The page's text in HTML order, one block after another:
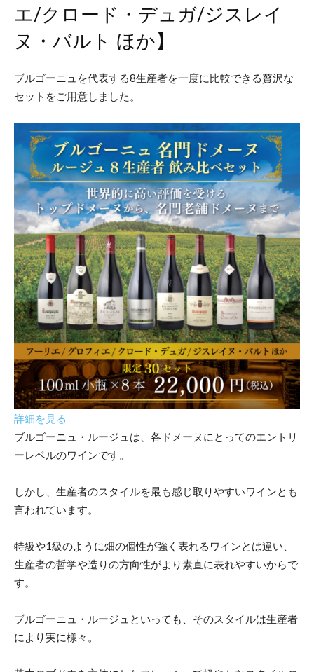
エ/クロード・デュガ/ジスレイ
ヌ・バルト ほか】
ブルゴーニュを代表する8生産者を一度に比較できる贅沢な
セットをご用意しました。
詳細を見る
ブルゴーニュ・ルージュは、各ドメーヌにとってのエントリ
ーレベルのワインです。
しかし、生産者のスタイルを最も感じ取りやすいワインとも
言われています。
特級や1級のように畑の個性が強く表れるワインとは違い、
生産者の哲学や造りの方向性がより素直に表れやすいからで
す。
ブルゴーニュ・ルージュといっても、そのスタイルは生産者
により実に様々。